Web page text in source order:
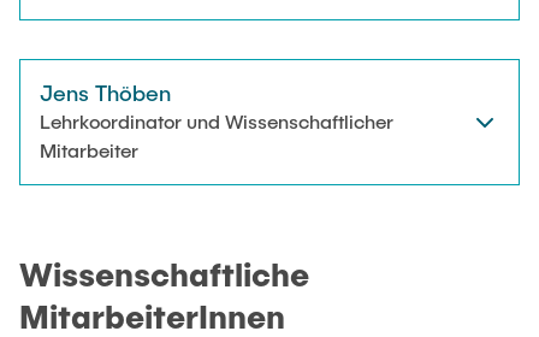
Jens Thöben
Lehrkoordinator und Wissenschaftlicher
Mitarbeiter
Wissenschaftliche
MitarbeiterInnen